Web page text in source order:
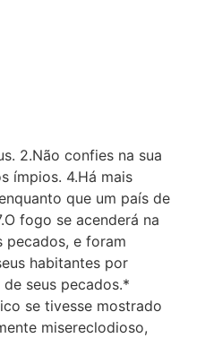
2.Não confies na sua
ímpios. 4.Há mais
que um país de
fogo se acenderá na
pecados, e foram
habitantes por
seus pecados.*
se tivesse mostrado
misereclodioso,